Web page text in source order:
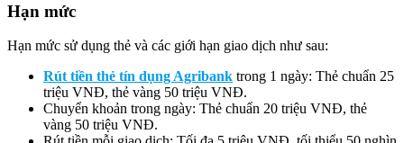
Hạn mức
Hạn mức sử dụng thẻ và các giới hạn giao dịch như sau:
Rút tiền thẻ tín dụng Agribank trong 1 ngày: Thẻ chuẩn 25
triệu VNĐ, thẻ vàng 50 triệu VNĐ.
Chuyển khoản trong ngày: Thẻ chuẩn 20 triệu VNĐ, thẻ
vàng 50 triệu VNĐ.